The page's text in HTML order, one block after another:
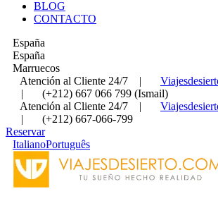
BLOG
CONTACTO
España
España
Marruecos
Atención al Cliente 24/7
|
|
(+212) 667 066 799 (Ismail)
Atención al Cliente 24/7
|
|
(+212) 667-066-799
Reservar
ItalianoPortuguês